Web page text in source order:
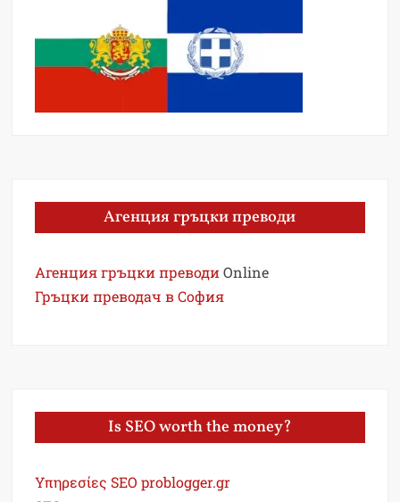
Агенция гръцки преводи
Агенция гръцки преводи Online
Гръцки преводач в София
Is SEO worth the money?
Υπηρεσίες SEO problogger.gr